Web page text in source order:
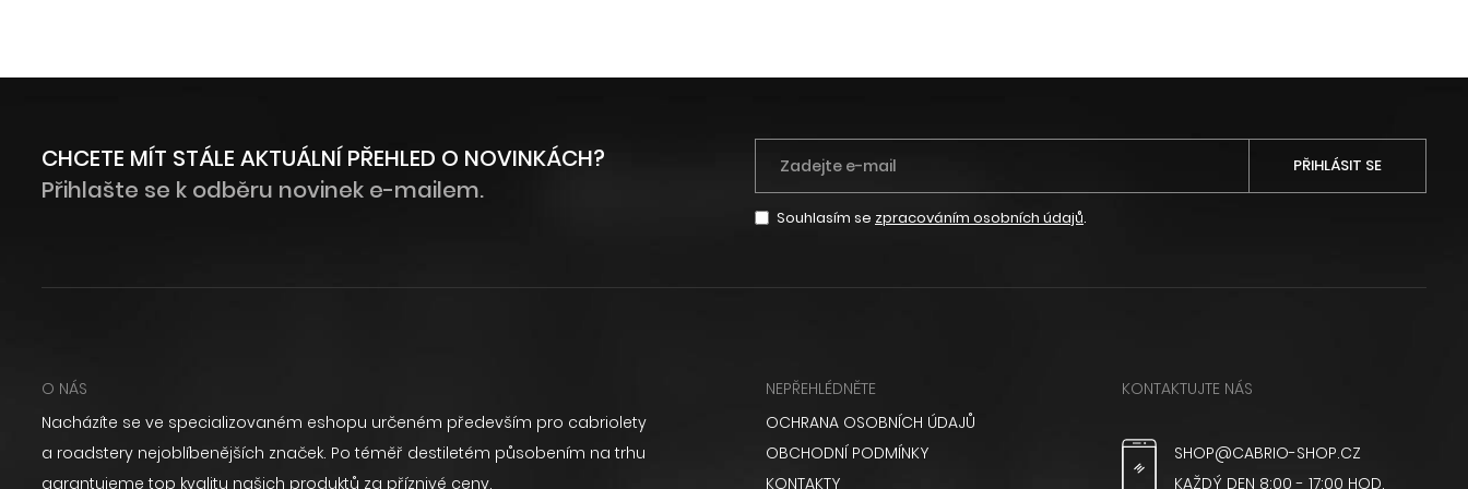
CHCETE MÍT STÁLE AKTUÁLNÍ PŘEHLED O NOVINKÁCH?
Přihlašte se k odběru novinek e-mailem.
PŘIHLÁSIT SE
Souhlasím se zpracováním osobních údajů.
O NÁS
Nacházíte se ve specializovaném eshopu určeném především pro cabriolety
a roadstery nejoblíbenějších značek. Po téměř destiletém působením na trhu
garantujeme top kvalitu našich produktů za příznivé ceny.
NEPŘEHLÉDNĚTE
OCHRANA OSOBNÍCH ÚDAJŮ
OBCHODNÍ PODMÍNKY
KONTAKTY
KONTAKTUJTE NÁS
SHOP@CABRIO-SHOP.CZ
KAŽDÝ DEN 8:00 - 17:00 HOD.